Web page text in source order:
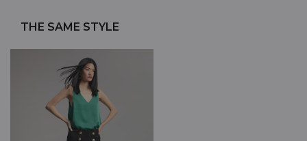
THE SAME STYLE